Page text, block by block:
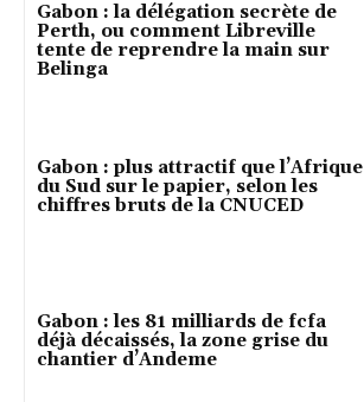
Gabon : la délégation secrète de
Perth, ou comment Libreville
tente de reprendre la main sur
Belinga
Gabon : plus attractif que l’Afrique
du Sud sur le papier, selon les
chiffres bruts de la CNUCED
Gabon : les 81 milliards de fcfa
déjà décaissés, la zone grise du
chantier d’Andeme